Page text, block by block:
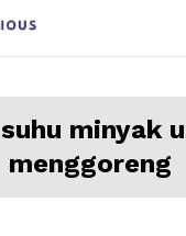
suhu minyak
menggoreng